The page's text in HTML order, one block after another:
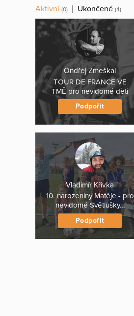
Aktivní (0) | Ukončené (4)
Ondřej Zmeškal
TOUR DE FRANCE VE
TMĚ pro nevidomé děti
Podpořit
Vladimír Křivka
10. narozeniny Matěje - pro
nevidomé Světlušky…
Podpořit